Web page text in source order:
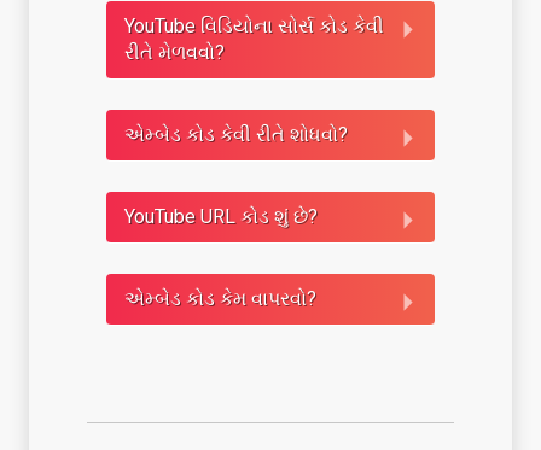
YouTube વિડિયોના સોર્સ કોડ કેવી
રીતે મેળવવો?
એમ્બેડ કોડ કેવી રીતે શોધવો?
YouTube URL કોડ શું છે?
એમ્બેડ કોડ કેમ વાપરવો?